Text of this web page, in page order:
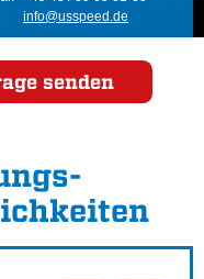
info@usspeed.de
senden